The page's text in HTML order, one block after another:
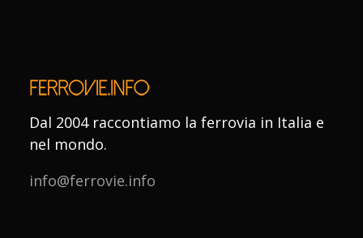
Dal 2004 raccontiamo la ferrovia in Italia e
nel mondo.
info@ferrovie.info